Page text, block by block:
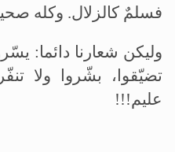
فسلمٌ كالزلال. وكله
وليكن شعارنا دائما:
تضيّقوا، بشّروا ولا
عليم!!!